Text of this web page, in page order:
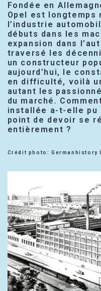
Fondée en
Opel est longtemps
l’industrie
débuts dans les
expansion dans
traversé les
un constructeur
aujourd’hui, le
en difficulté, voilà
autant les
du marché.
installée a-t-elle pu
point de devoir se
entièrement ?
Crédit photo: Germanhistory